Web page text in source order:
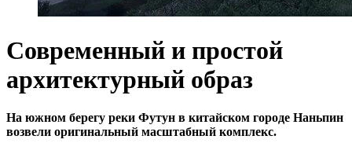
Современный и простой
архитектурный образ
На южном берегу реки Футун в китайском городе Наньпин
возвели оригинальный масштабный комплекс.